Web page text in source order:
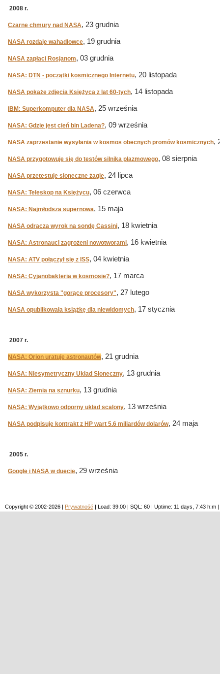
2008 r.
Czarne chmury nad NASA, 23 grudnia
NASA rozdaje wahadłowce, 19 grudnia
NASA zapłaci Rosjanom, 03 grudnia
NASA: DTN - początki kosmicznego Internetu, 20 listopada
NASA pokaże zdjęcia Księżyca z lat 60-tych, 14 listopada
IBM: Superkomputer dla NASA, 25 września
NASA: Gdzie jest cień bin Ladena?, 09 września
NASA zaprzestanie wysyłania w kosmos obecnych promów kosmicznych,
NASA przygotowuje się do testów silnika plazmowego, 08 sierpnia
NASA przetestuje słoneczne żagle, 24 lipca
NASA: Teleskop na Księżycu, 06 czerwca
NASA: Najmłodsza supernowa, 15 maja
NASA odracza wyrok na sondę Cassini, 18 kwietnia
NASA: Astronauci zagrożeni nowotworami, 16 kwietnia
NASA: ATV połączył się z ISS, 04 kwietnia
NASA: Cyjanobakteria w kosmosie?, 17 marca
NASA wykorzysta "gorące procesory", 27 lutego
NASA opublikowała książkę dla niewidomych, 17 stycznia
2007 r.
NASA: Orion uratuje astronautów, 21 grudnia
NASA: Niesymetryczny Układ Słoneczny, 13 grudnia
NASA: Ziemia na sznurku, 13 grudnia
NASA: Wyjątkowo odporny układ scalony, 13 września
NASA podpisuje kontrakt z HP wart 5.6 miliardów dolarów, 24 maja
2005 r.
Google i NASA w duecie, 29 września
Copyright © 2002-2026 | Prywatność | Load: 39.00 | SQL: 60 | Uptime: 11 days, 7:43